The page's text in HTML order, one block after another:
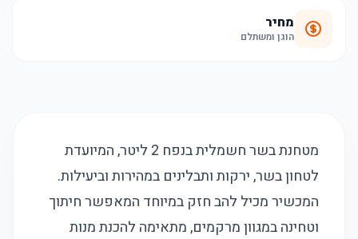
מחיר
הוגן ומשתלם
מטחנת בשר חשמלית בנפח 2 ליטר, המיועדת
לטחון בשר, ירקות ותבלינים במהירות וביעילות.
המכשיר מכיל להב חזק במיוחד המאפשר חיתוך
וטחינה במגוון מרקמים, מתאימה להכנת מנות